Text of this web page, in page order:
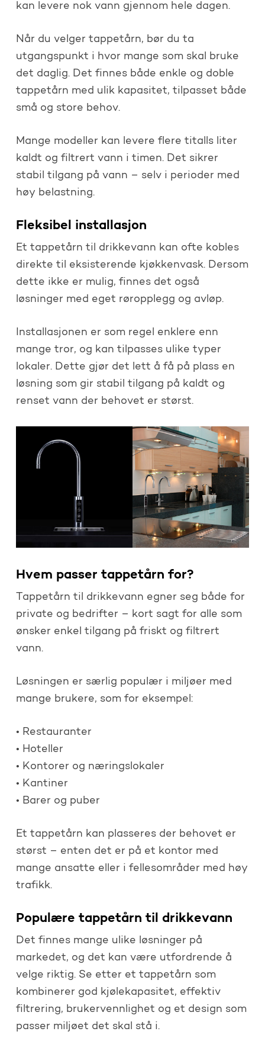
kan levere nok vann gjennom hele dagen.
Når du velger tappetårn, bør du ta
utgangspunkt i hvor mange som skal bruke
det daglig. Det finnes både enkle og doble
tappetårn med ulik kapasitet, tilpasset både
små og store behov.
Mange modeller kan levere flere titalls liter
kaldt og filtrert vann i timen. Det sikrer
stabil tilgang på vann – selv i perioder med
høy belastning.
Fleksibel installasjon
Et tappetårn til drikkevann kan ofte kobles
direkte til eksisterende kjøkkenvask. Dersom
dette ikke er mulig, finnes det også
løsninger med eget røropplegg og avløp.
Installasjonen er som regel enklere enn
mange tror, og kan tilpasses ulike typer
lokaler. Dette gjør det lett å få på plass en
løsning som gir stabil tilgang på kaldt og
renset vann der behovet er størst.
Hvem passer tappetårn for?
Tappetårn til drikkevann egner seg både for
private og bedrifter – kort sagt for alle som
ønsker enkel tilgang på friskt og filtrert
vann.
Løsningen er særlig populær i miljøer med
mange brukere, som for eksempel:
• Restauranter
• Hoteller
• Kontorer og næringslokaler
• Kantiner
• Barer og puber
Et tappetårn kan plasseres der behovet er
størst – enten det er på et kontor med
mange ansatte eller i fellesområder med høy
trafikk.
Populære tappetårn til drikkevann
Det finnes mange ulike løsninger på
markedet, og det kan være utfordrende å
velge riktig. Se etter et tappetårn som
kombinerer god kjølekapasitet, effektiv
filtrering, brukervennlighet og et design som
passer miljøet det skal stå i.